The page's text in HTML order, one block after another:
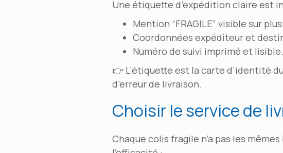
Une étiquette d’expédition claire est
Mention “FRAGILE” visible sur
Coordonnées expéditeur et
Numéro de suivi imprimé et lisible.
👉 L’étiquette est la carte d’identité
d’erreur de livraison.
Choisir le service de
Chaque colis fragile n’a pas les